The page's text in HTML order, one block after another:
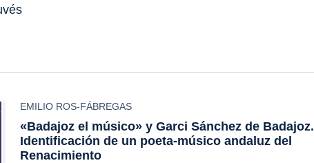
EMILIO ROS-FÁBREGAS
«Badajoz el músico» y Garci Sánchez de Badajoz.
Identificación de un poeta-músico andaluz del
Renacimiento